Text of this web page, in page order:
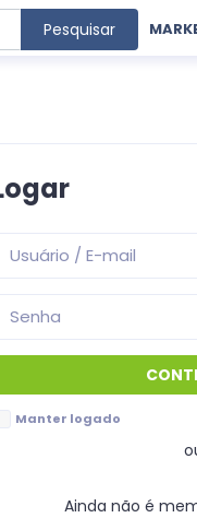
Pesquisar
Manter logado
Ainda não é